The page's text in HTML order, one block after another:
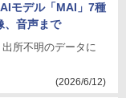
モデル「MAI」7種
、音声まで
所不明のデータに
(2026/6/12)